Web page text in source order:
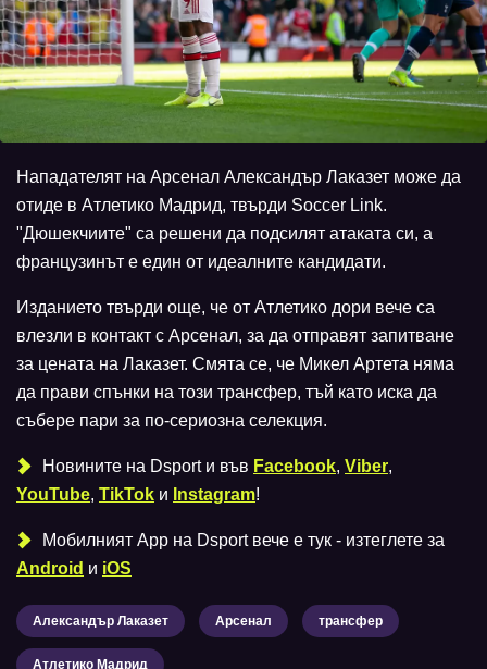
Нападателят на Арсенал Александър Лаказет може да
отиде в Атлетико Мадрид, твърди Soccer Link.
"Дюшекчиите" са решени да подсилят атаката си, а
французинът е един от идеалните кандидати.
Изданието твърди още, че от Атлетико дори вече са
влезли в контакт с Арсенал, за да отправят запитване
за цената на Лаказет. Смята се, че Микел Артета няма
да прави спънки на този трансфер, тъй като иска да
събере пари за по-сериозна селекция.
Новините на Dsport и във Facebook, Viber,
YouTube, TikTok и Instagram!
Мобилният Аpp на Dsport вече е тук - изтеглете за
Android и iOS
Александър Лаказет Арсенал трансфер
Атлетико Мадрид